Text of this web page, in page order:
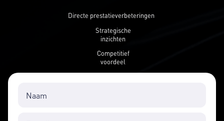
Directe prestatieverbeteringen
Strategische
inzichten
Competitief
voordeel